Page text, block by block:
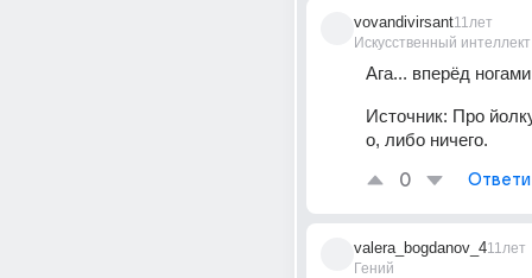
vovandivirsant
Искусственный интеллект
11лет
Ага... вперёд
Источник: Про
о, либо ничего.
0
valera_bogdanov_4
Гений
11лет